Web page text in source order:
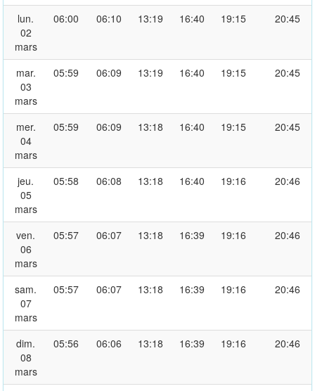
lun.
02
mars
06:00 06:10 13:19 16:40 19:15 20:45
mar.
03
mars
05:59 06:09 13:19 16:40 19:15 20:45
mer.
04
mars
05:59 06:09 13:18 16:40 19:15 20:45
jeu.
05
mars
05:58 06:08 13:18 16:40 19:16 20:46
ven.
06
mars
05:57 06:07 13:18 16:39 19:16 20:46
sam.
07
mars
05:57 06:07 13:18 16:39 19:16 20:46
dim.
08
mars
05:56 06:06 13:18 16:39 19:16 20:46